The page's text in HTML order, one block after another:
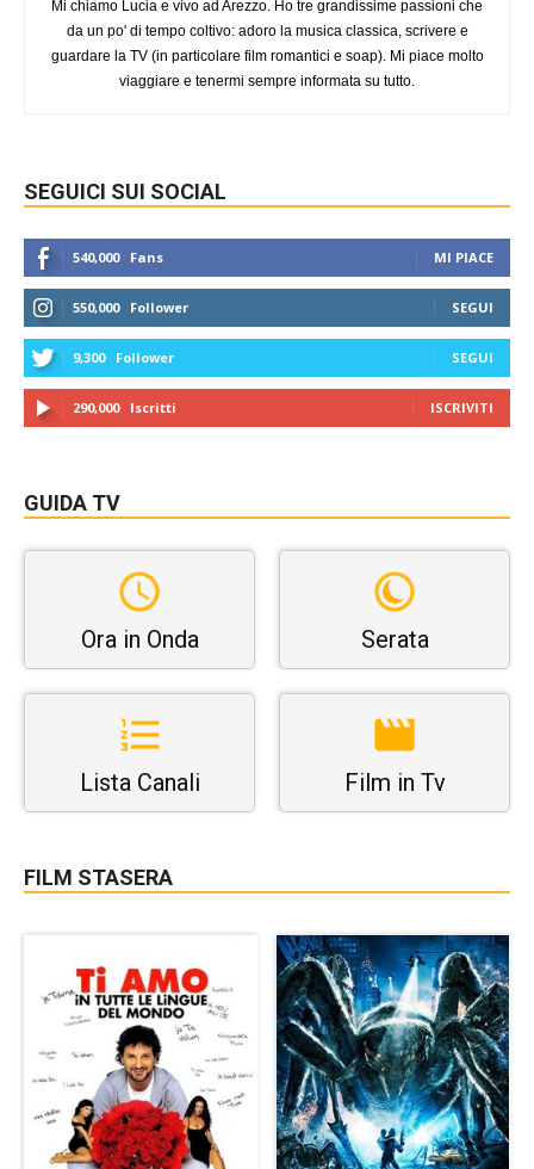
Mi chiamo Lucia e vivo ad Arezzo. Ho tre grandissime passioni che
da un po' di tempo coltivo: adoro la musica classica, scrivere e
guardare la TV (in particolare film romantici e soap). Mi piace molto
viaggiare e tenermi sempre informata su tutto.
SEGUICI SUI SOCIAL
540,000 Fans MI PIACE
550,000 Follower SEGUI
9,300 Follower SEGUI
290,000 Iscritti ISCRIVITI
GUIDA TV
Ora in Onda Serata
Lista Canali Film in Tv
FILM STASERA